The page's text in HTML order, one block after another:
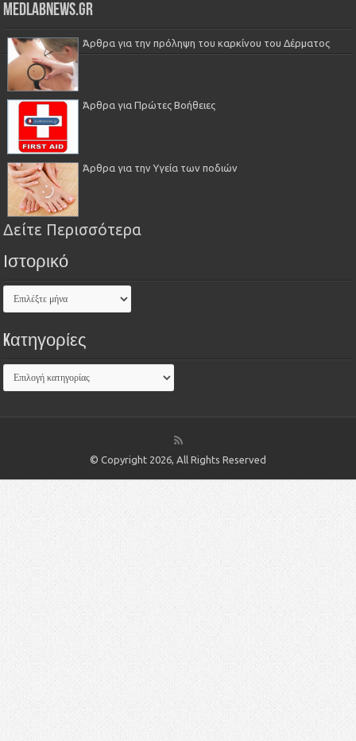
Medlabnews.gr
Άρθρα για την πρόληψη του καρκίνου του Δέρματος
Άρθρα για Πρώτες Βοήθειες
Άρθρα για την Υγεία των ποδιών
Δείτε Περισσότερα
Ιστορικό
Kατηγορίες
© Copyright 2026, All Rights Reserved